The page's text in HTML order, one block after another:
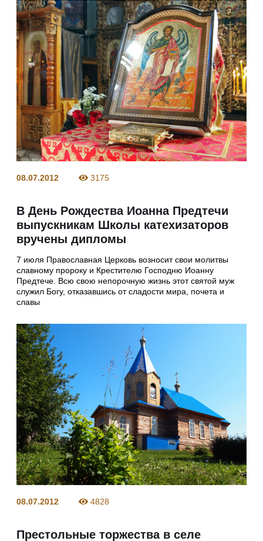
08.07.2012 3175
В День Рождества Иоанна Предтечи
выпускникам Школы катехизаторов
вручены дипломы
7 июля Православная Церковь возносит свои молитвы
славному пророку и Крестителю Господню Иоанну
Предтече. Всю свою непорочную жизнь этот святой муж
служил Богу, отказавшись от сладости мира, почета и
славы
08.07.2012 4828
Престольные торжества в селе